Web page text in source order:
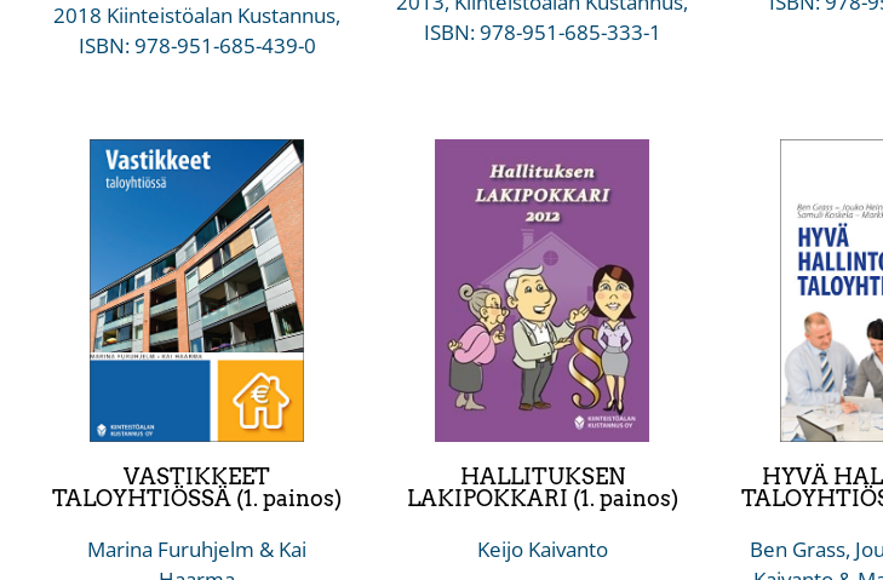
2018 Kiinteistöalan Kustannus,
ISBN: 978-951-685-439-0
ISBN: 978-951-685-333-1
VASTIKKEET
TALOYHTIÖSSÄ (1. painos)
Marina Furuhjelm & Kai
HALLITUKSEN
LAKIPOKKARI (1. painos)
Keijo Kaivanto
HYVÄ
Ben Grass,